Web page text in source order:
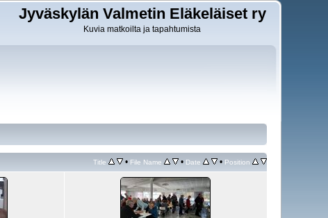
Jyväskylän Valmetin Eläkeläiset ry
Kuvia matkoilta ja tapahtumista
Title • File Name • Date • Position